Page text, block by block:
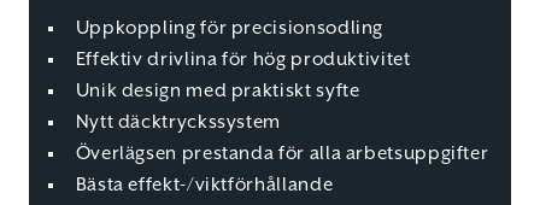
Uppkoppling för precisionsodling
Effektiv drivlina för hög produktivitet
Unik design med praktiskt syfte
Nytt däcktryckssystem
Överlägsen prestanda för alla arbetsuppgifter
Bästa effekt-/viktförhållande